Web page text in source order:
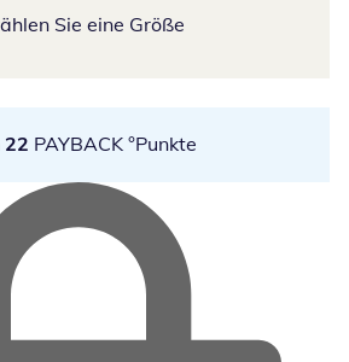
Sie eine Größe
22 PAYBACK °Punkte